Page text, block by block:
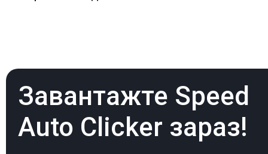
Завантажте Speed
Auto Clicker зараз!